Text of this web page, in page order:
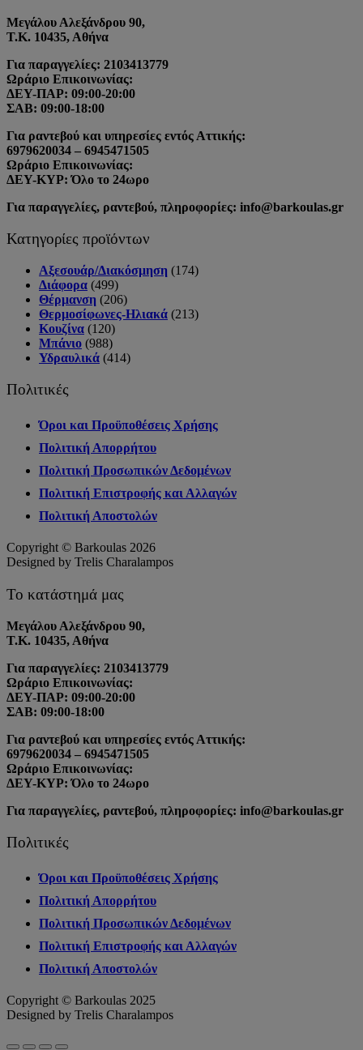
Μεγάλου Αλεξάνδρου 90,
Τ.Κ. 10435, Αθήνα
Για παραγγελίες: 2103413779
Ωράριο Επικοινωνίας:
ΔΕΥ-ΠΑΡ: 09:00-20:00
ΣΑΒ: 09:00-18:00
Για ραντεβού και υπηρεσίες εντός Αττικής:
6979620034 – 6945471505
Ωράριο Επικοινωνίας:
ΔΕΥ-ΚΥΡ: Όλο το 24ωρο
Για παραγγελίες, ραντεβού, πληροφορίες: info@barkoulas.gr
Κατηγορίες προϊόντων
Αξεσουάρ/Διακόσμηση (174)
Διάφορα (499)
Θέρμανση (206)
Θερμοσίφωνες-Ηλιακά (213)
Κουζίνα (120)
Μπάνιο (988)
Υδραυλικά (414)
Πολιτικές
Όροι και Προϋποθέσεις Χρήσης
Πολιτική Απορρήτου
Πολιτική Προσωπικών Δεδομένων
Πολιτική Επιστροφής και Αλλαγών
Πολιτική Αποστολών
Copyright © Barkoulas 2026
Designed by Trelis Charalampos
Το κατάστημά μας
Μεγάλου Αλεξάνδρου 90,
Τ.Κ. 10435, Αθήνα
Για παραγγελίες: 2103413779
Ωράριο Επικοινωνίας:
ΔΕΥ-ΠΑΡ: 09:00-20:00
ΣΑΒ: 09:00-18:00
Για ραντεβού και υπηρεσίες εντός Αττικής:
6979620034 – 6945471505
Ωράριο Επικοινωνίας:
ΔΕΥ-ΚΥΡ: Όλο το 24ωρο
Για παραγγελίες, ραντεβού, πληροφορίες: info@barkoulas.gr
Πολιτικές
Όροι και Προϋποθέσεις Χρήσης
Πολιτική Απορρήτου
Πολιτική Προσωπικών Δεδομένων
Πολιτική Επιστροφής και Αλλαγών
Πολιτική Αποστολών
Copyright © Barkoulas 2025
Designed by Trelis Charalampos